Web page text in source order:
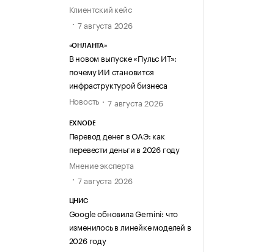
Клиентский кейс
7 августа 2026
«ОНЛАНТА»
В новом выпуске «Пульс ИТ»:
почему ИИ становится
инфраструктурой бизнеса
Новость
7 августа 2026
EXNODE
Перевод денег в ОАЭ: как
перевести деньги в 2026 году
Мнение эксперта
7 августа 2026
ЦНИС
Google обновила Gemini: что
изменилось в линейке моделей в
2026 году